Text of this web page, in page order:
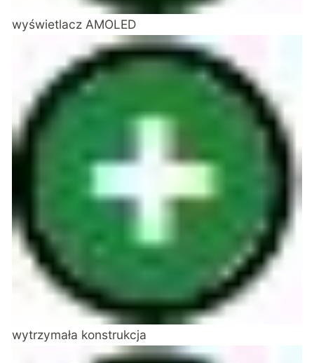
wyświetlacz AMOLED
wytrzymała konstrukcja